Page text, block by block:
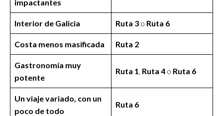
impactantes
Interior de Galicia Ruta 3 o Ruta 6
Costa menos masificada Ruta 2
Gastronomía muy
potente
Ruta 1, Ruta 4 o Ruta 6
Un viaje variado, con un
poco de todo
Ruta 6